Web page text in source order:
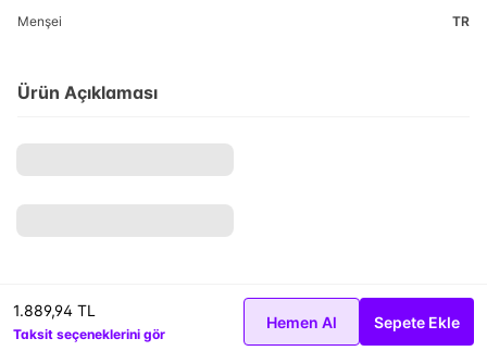
1.889,94 TL
Taksit seçeneklerini gör
Hemen Al Sepete Ekle
Menşei TR
Ürün Açıklaması